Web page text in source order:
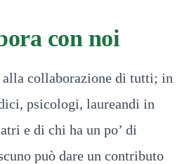
con noi
alla collaborazione di tutti; in
psicologi, laureandi in
e di chi ha un po’ di
può dare un contributo